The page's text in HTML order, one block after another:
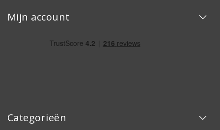
Mijn account
Categorieën